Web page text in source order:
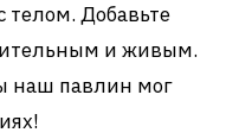
Добавьте
и живым.
наш павлин мог